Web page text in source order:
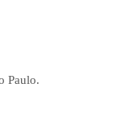
Paulo.